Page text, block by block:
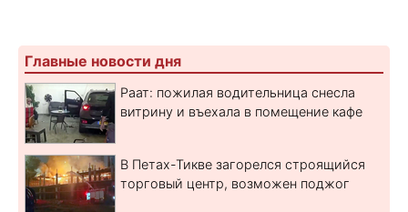
Главные новости дня
Раат: пожилая водительница снесла
витрину и въехала в помещение кафе
В Петах-Тикве загорелся строящийся
торговый центр, возможен поджог